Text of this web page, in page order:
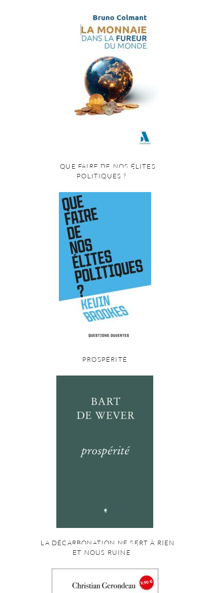
QUE FAIRE DE NOS ÉLITES
POLITIQUES ?
PROSPÉRITÉ
LA DÉCARBONATION NE SERT À RIEN
ET NOUS RUINE